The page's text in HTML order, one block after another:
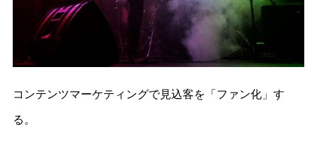
コンテンツマーケティングで見込客を「ファン化」す
る。